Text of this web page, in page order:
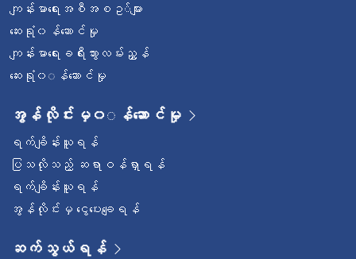
ကျန်းမာရေးအစီအစဥ◌်များ
ဆေးရုံ၀န်ဆောင်မှု
ကျန်းမာရေးခရီးသွားလမ်းညွှန်
ဆေးရုံ၀◌န်ဆောင်မှု
အွန်လိုင်းမှ၀◌န်ဆောင်မှု
ရက်ချိန်းယူရန်
ပြသလိုသည့် ဆရာဝန်ရှာရန်
ရက်ချိန်းယူရန်
အွန်လိုင်းမှ ငွေပေးချေရန်
ဆက်သွယ်ရန်